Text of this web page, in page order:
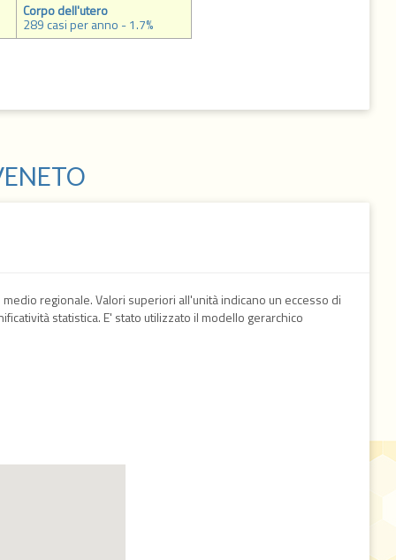
Corpo dell'utero
289 casi per anno - 1.7%
regionale. Valori superiori all'unità indicano un eccesso di
statistica. E' stato utilizzato il modello gerarchico